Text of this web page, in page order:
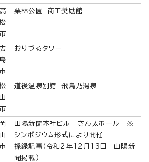
高
松
市
栗林公園 商工奨励館
広
島
市
おりづるタワー
松
山
市
道後温泉別館 飛鳥乃湯泉
岡
山
市
山陽新聞本社ビル さん太ホール ※
シンポジウム形式により開催
採録記事（令和2年12月13日 山陽新
聞掲載）